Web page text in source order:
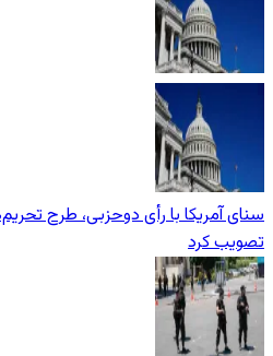
سنای آمریکا با رأی دوحزبی، طرح
تصویب کرد